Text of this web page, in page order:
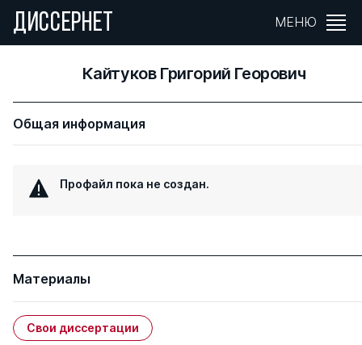
ДИССЕРНЕТ МЕНЮ
Кайтуков Григорий Георович
Общая информация
Профайл пока не создан.
Материалы
Свои диссертации